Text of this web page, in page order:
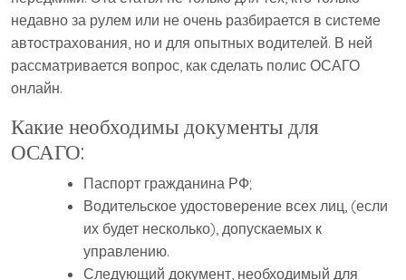
недавно за рулем или не очень разбирается в системе
автострахования, но и для опытных водителей. В ней
рассматривается вопрос, как сделать полис ОСАГО
онлайн.
Какие необходимы документы для
ОСАГО:
Паспорт гражданина РФ;
Водительское удостоверение всех лиц, (если
их будет несколько), допускаемых к
управлению.
Следующий документ, необходимый для